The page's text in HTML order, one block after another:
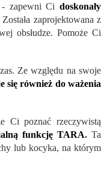
- zapewni Ci doskonały
Została zaprojektowana z
obsłudze. Pomoże Ci
Ze względu na swoje
się również do ważenia
Ci poznać rzeczywistą
funkcję TARA. Ta
lub kocyka, na którym